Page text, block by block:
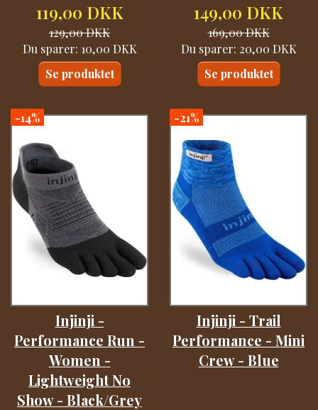
119,00 DKK
129,00 DKK
Du sparer: 10,00 DKK
Se produktet
149,00 DKK
169,00 DKK
Du sparer: 20,00 DKK
Se produktet
-14%
Injinji -
Performance Run -
Women -
Lightweight No
Show - Black/Grey
-21%
Injinji - Trail
Performance - Mini
Crew - Blue